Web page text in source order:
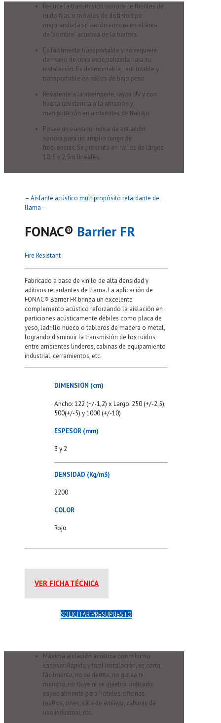
Reduce la transmisión sonora de fuentes de
ruido fijas o móviles de distinto tipo
mejorando la situación sonora en el área
de “sombra” acústica de la barrera.
Es fácilmente transportable y no requiere
de mano de obra especializada para su
instalación. Es desmontable, reutilizable y
transportable en rollos de bajo peso.
Resistente a la intemperie, rayos UV y con
buena resistencia a la abrasión y
manipulación en ambientes de trabajo.
Posee un elevado índice de aislación
sonora para un amplio rango de
frecuencias. Se presenta en rollos de largos
10, 5 y 2,5m lineales.
– Aislante acústico multipropósito retardante de
llama–
FONAC®️ Barrier FR
Fire Resistant
Fabricado a base de vinilo de alta densidad y
aditivos retardantes de llama. La aplicación de
FONAC® Barrier FR brinda un excelente
complemento acústico reforzando la aislación en
particiones acústicamente débiles como placa de
yeso, ladrillo hueco o tableros de madera o metal,
logrando disminuir la transmisión de los ruidos
entre ambientes linderos, cabinas de equipamiento
industrial, cerramientos, etc.
DIMENSIÓN (cm)
Ancho: 122 (+/-1,2) x Largo: 250 (+/-2,5),
500(+/-5) y 1000 (+/-10)
ESPESOR (mm)
3 y 2
DENSIDAD (Kg/m3)
2200
COLOR
Rojo
VER FICHA TÉCNICA
SOLICITAR PRESUPUESTO
Máxima aislación acústica con mínimo
espesor. Rápida y fácil instalación, se corta
fácilmente, no se derrite, no gotea ni
mancha, no fluye ni se quiebra. Indicado
especialmente para hoteles, oficinas,
teatros, cines, sala de ensayo, cabinas de
uso industrial, etc.